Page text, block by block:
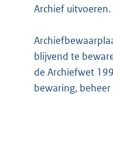
Archief
blijvend te
de Archiefwet
bewaring,